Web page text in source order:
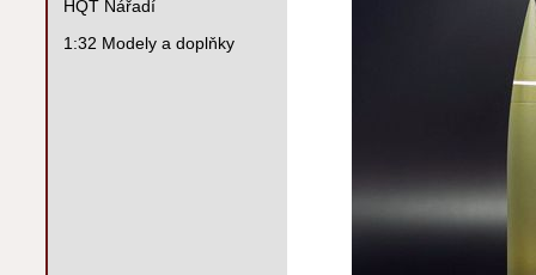
HQT Nářadí
1:32 Modely a doplňky